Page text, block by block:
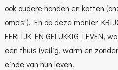
ook oudere honden en katten
oma's"). En op deze manier
EERLIJK EN GELUKKIG LEVEN,
een thuis (veilig, warm en
einde van hun leven.